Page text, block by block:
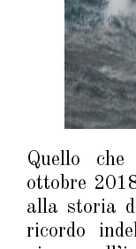
Quello
ottobre
alla storia
ricordo